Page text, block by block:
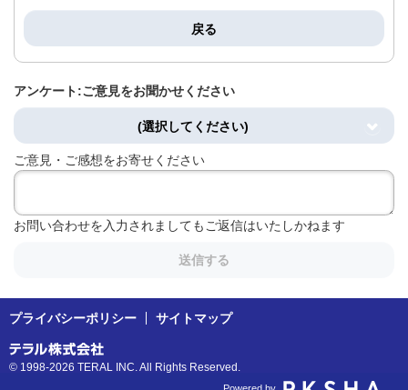
戻る
アンケート:ご意見をお聞かせください
(選択してください)
ご意見・ご感想をお寄せください
お問い合わせを入力されましてもご返信はいたしかねます
送信する
プライバシーポリシー サイトマップ
© 1998-2026 TERAL INC. All Rights Reserved.